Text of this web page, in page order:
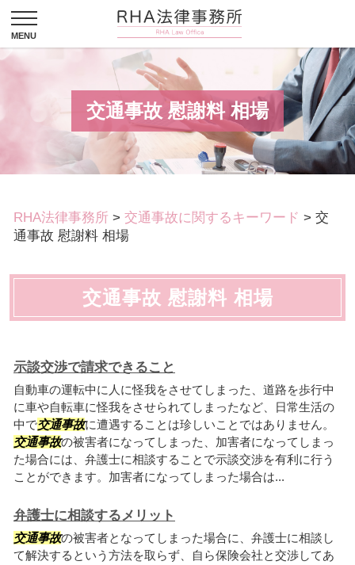
交通事故 慰謝料 相場
RHA法律事務所 > 交通事故に関するキーワード > 交
通事故 慰謝料 相場
交通事故 慰謝料 相場
示談交渉で請求できること
自動車の運転中に人に怪我をさせてしまった、道路を歩行中
に車や自転車に怪我をさせられてしまったなど、日常生活の
中で交通事故に遭遇することは珍しいことではありません。
交通事故の被害者になってしまった、加害者になってしまっ
た場合には、弁護士に相談することで示談交渉を有利に行う
ことができます。加害者になってしまった場合は...
弁護士に相談するメリット
交通事故の被害者となってしまった場合に、弁護士に相談し
て解決するという方法を取らず、自ら保険会社と交渉してあ